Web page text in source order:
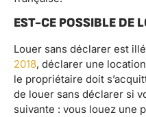
EST-CE POSSIBLE DE
Louer sans déclarer est
2018, déclarer une
le propriétaire doit
de louer sans déclarer si
suivante : vous louez une